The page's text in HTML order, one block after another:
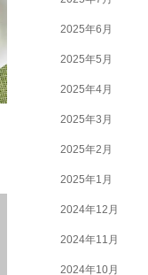
2025年6月
2025年5月
2025年4月
2025年3月
2025年2月
2025年1月
2024年12月
2024年11月
2024年10月